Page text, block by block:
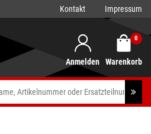
Kontakt Impressum
Anmelden
0
Warenkorb